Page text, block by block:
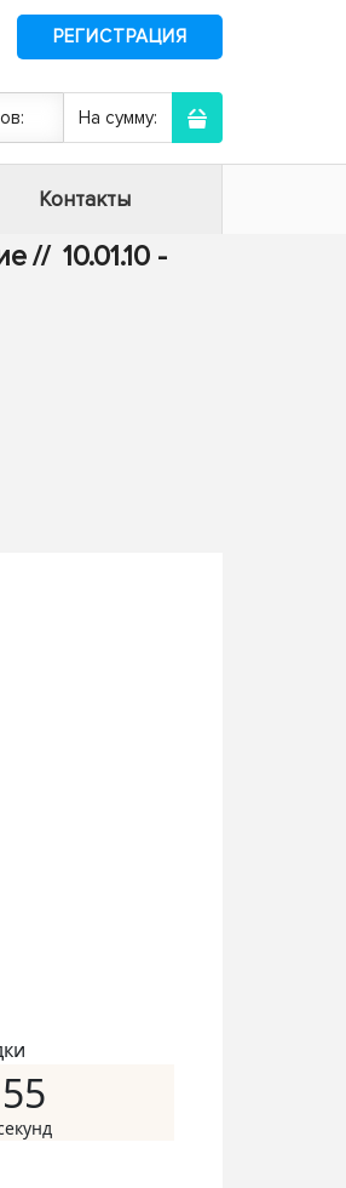
РЕГИСТРАЦИЯ
На сумму:
Контакты
// 10.01.10 -
54